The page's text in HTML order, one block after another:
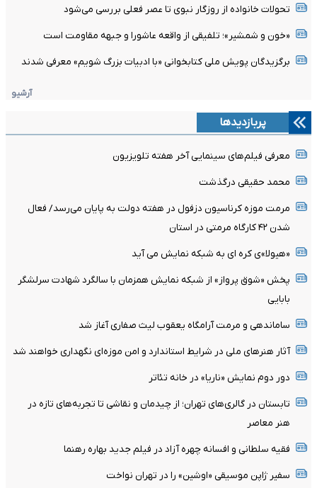
تحولات خانواده از روزگار نبوی تا عصر فعلی بررسی می‌شود
«خون و شمشیر»؛ تلفیقی از واقعه عاشورا و جبهه مقاومت است
برگزیدگان پویش ملی کتابخوانی «با ادبیات بزرگ شویم» معرفی شدند
آرشیو
پربازدیدها
معرفی فیلم‌های سینمایی آخر هفته تلویزیون
محمد حقیقی درگذشت
مرمت موزه کرناسیون دزفول در هفته دولت به پایان می‌رسد/ فعال
شدن ۴۲ کارگاه مرمتی در استان
«هیولا»ی کره ای به شبکه نمایش می آید
پخش «شوق پرواز» از شبکه نمایش همزمان با سالگرد شهادت سرلشگر
بابایی
ساماندهی و مرمت آرامگاه یعقوب لیث صفاری آغاز شد
آثار هنرهای ملی در شرایط استاندارد و امن موزه‌ای نگهداری خواهند شد
دور دوم نمایش «ناریا» در خانه تئاتر
تابستان در گالری‌های تهران؛ از چیدمان و نقاشی تا تجربه‌های تازه در
هنر معاصر
فقیه سلطانی و افسانه چهره آزاد در فیلم جدید بهاره رهنما
سفیر ژاپن موسیقی «اوشین» را در تهران نواخت